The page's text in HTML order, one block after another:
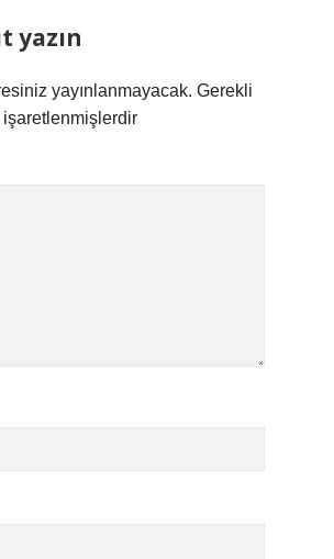
yazın
yayınlanmayacak. Gerekli
işaretlenmişlerdir